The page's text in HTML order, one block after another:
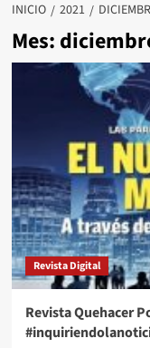
INICIO 2021
Mes:
Revista Digital
Revista Quehacer